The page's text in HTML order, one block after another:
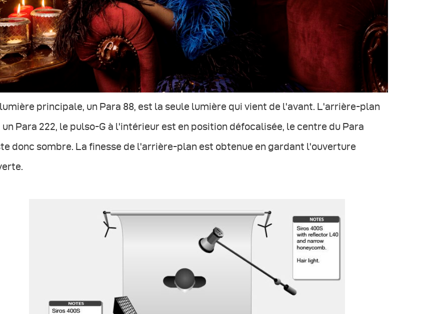
principale, un Para 88, est la seule lumière qui vient de l'avant. L'arrière-plan
un Para 222, le pulso-G à l'intérieur est en position défocalisée, le centre du Para
donc sombre. La finesse de l'arrière-plan est obtenue en gardant l'ouverture